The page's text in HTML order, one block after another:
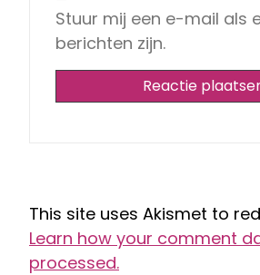
Stuur mij een e-mail als
berichten zijn.
This site uses Akismet to
Learn how your comment
processed.